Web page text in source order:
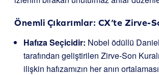
Önemli Çıkarımlar: CX’te Zirve-
Hafıza Seçicidir: Nobel ödüllü
tarafından geliştirilen Zirve-Son
ilişkin hafızamızın her anın